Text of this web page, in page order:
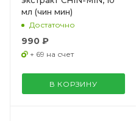
мл (чин мин)
Достаточно
990 ₽
+ 69 на счет
В КОРЗИНУ